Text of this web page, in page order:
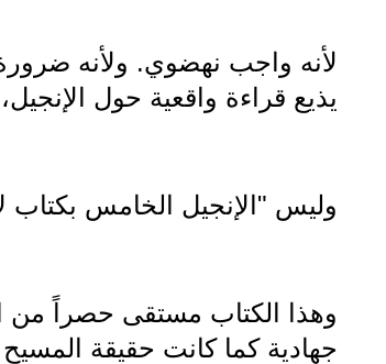
لأنه واجب نهضوي. ولأنه ضرورة
يذيع قراءة واقعية حول
وليس "الإنجيل الخامس بكتاب
وهذا الكتاب مستقى حصراً من
جهادية كما كانت حقيقة